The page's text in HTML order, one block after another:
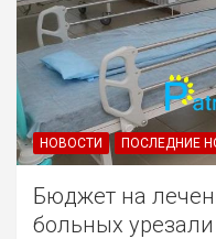
НОВОСТИ ПОСЛЕДНИЕ
Бюджет на
больных урезали